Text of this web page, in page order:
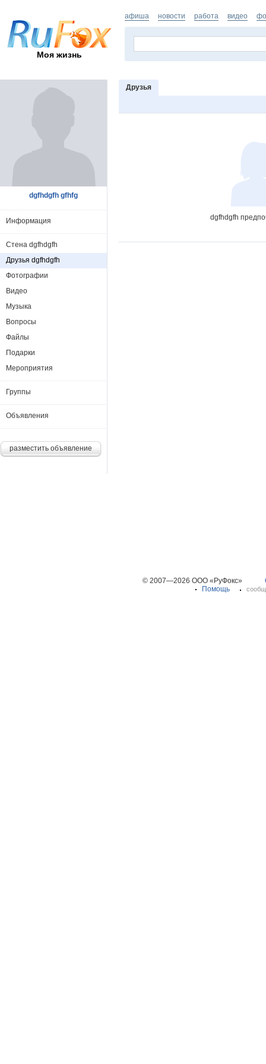
Моя жизнь
афиша новости работа видео
Друзья
dgfhdgfh
dgfhdgfh gfhfg
Информация
Стена dgfhdgfh
Друзья dgfhdgfh
Фотографии
Видео
Музыка
Вопросы
Файлы
Подарки
Мероприятия
Группы
Объявления
разместить объявление
© 2007—2026 ООО «РуФокс»
Помощь